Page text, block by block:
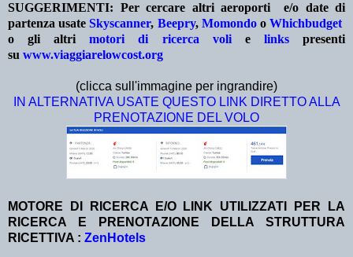
SUGGERIMENTI: Per cercare altri aeroporti e/o date di
partenza usateSkyscanner, Beepry, MomondooWhichbudget
o gli altrimotori di ricerca volie linkspresenti
su www.viaggiarelowcost.org
(clicca sull'immagine per ingrandire)
IN ALTERNATIVA USATE QUESTO LINK DIRETTO ALLA
PRENOTAZIONE DEL VOLO
MOTORE DI RICERCA E/O LINK UTILIZZATI PER LA
RICERCA E PRENOTAZIONE DELLA STRUTTURA
RICETTIVA : ZenHotels